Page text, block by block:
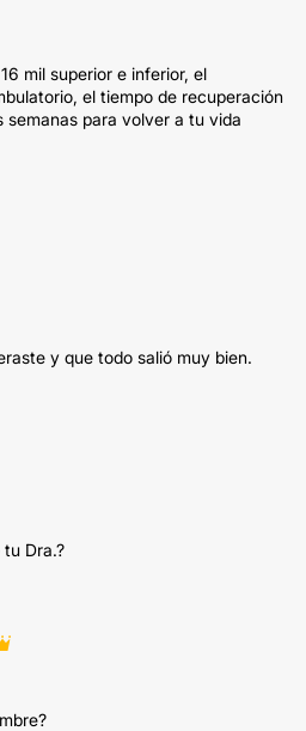
mil superior e inferior, el
el tiempo de recuperación
semanas para volver a tu vida
y que todo salió muy bien.
Dra.?